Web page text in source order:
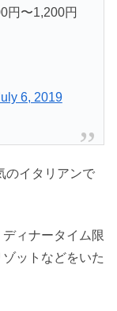
円〜1,200円
6, 2019
のイタリアンで
ィナータイム限
ットなどをいた